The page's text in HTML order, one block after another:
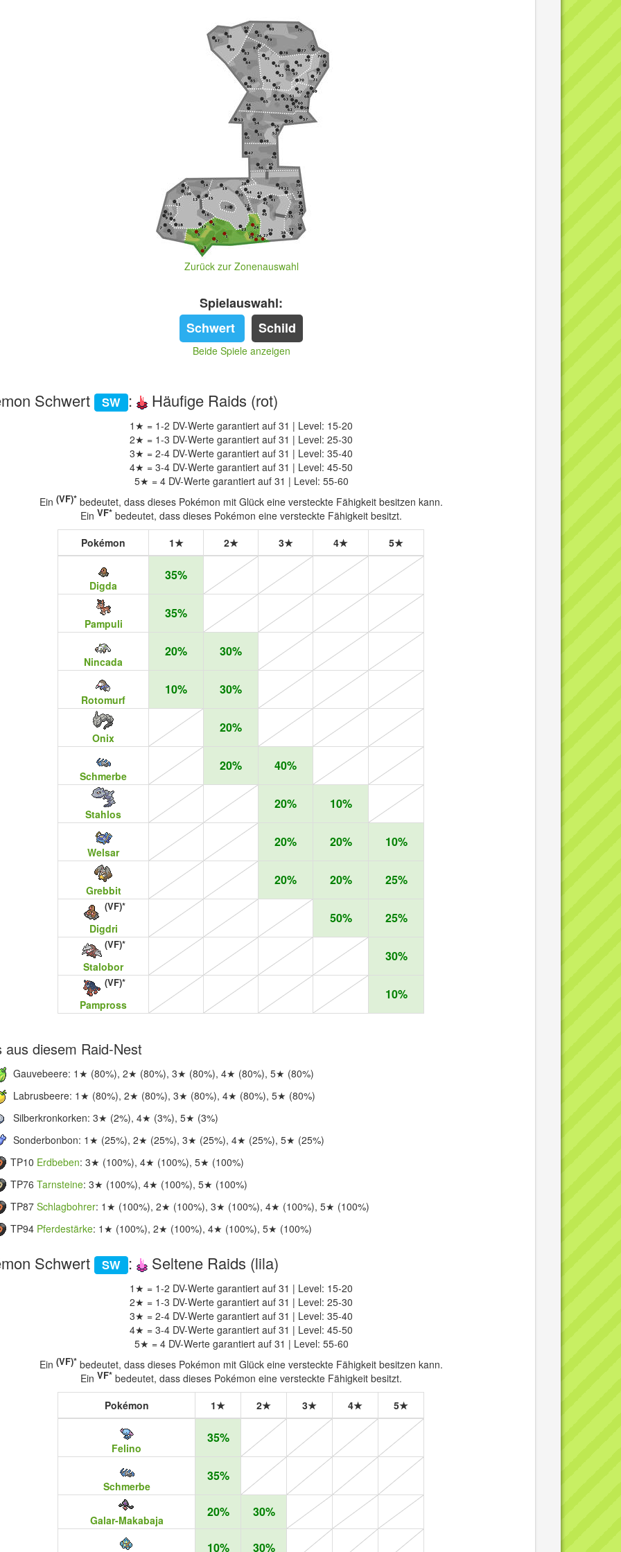
Zurück zur Zonenauswahl
Spielauswahl:
Schwert
Schild
Beide Spiele anzeigen
Schwert SW : Häufige Raids (rot)
1★ = 1-2 DV-Werte garantiert auf 31 | Level: 15-20
2★ = 1-3 DV-Werte garantiert auf 31 | Level: 25-30
3★ = 2-4 DV-Werte garantiert auf 31 | Level: 35-40
4★ = 3-4 DV-Werte garantiert auf 31 | Level: 45-50
5★ = 4 DV-Werte garantiert auf 31 | Level: 55-60
Ein(VF)* bedeutet, dass dieses Pokémon mit Glück eine versteckte Fähigkeit besitzen kann.
EinVF* bedeutet, dass dieses Pokémon eine versteckte Fähigkeit besitzt.
Pokémon
1★ 2★ 3★ 4★ 5★
Digda
35%
Pampuli
35%
Nincada
20% 30%
Rotomurf
10% 30%
Onix
20%
Schmerbe
20% 40%
Stahlos
20% 10%
Welsar
20% 20% 10%
Grebbit
20% 20% 25%
(VF)*
Digdri
50% 25%
(VF)*
Stalobor
30%
(VF)*
Pampross
10%
aus diesem Raid-Nest
Gauvebeere: 1★ (80%), 2★ (80%), 3★ (80%), 4★ (80%), 5★ (80%)
Labrusbeere: 1★ (80%), 2★ (80%), 3★ (80%), 4★ (80%), 5★ (80%)
Silberkronkorken: 3★ (2%), 4★ (3%), 5★ (3%)
Sonderbonbon: 1★ (25%), 2★ (25%), 3★ (25%), 4★ (25%), 5★ (25%)
TP10 Erdbeben: 3★ (100%), 4★ (100%), 5★ (100%)
TP76Tarnsteine: 3★ (100%), 4★ (100%), 5★ (100%)
TP87Schlagbohrer: 1★ (100%), 2★ (100%), 3★ (100%), 4★ (100%), 5★ (100%)
TP94 Pferdestärke: 1★ (100%), 2★ (100%), 4★ (100%), 5★ (100%)
Schwert SW : Seltene Raids (lila)
1★ = 1-2 DV-Werte garantiert auf 31 | Level: 15-20
2★ = 1-3 DV-Werte garantiert auf 31 | Level: 25-30
3★ = 2-4 DV-Werte garantiert auf 31 | Level: 35-40
4★ = 3-4 DV-Werte garantiert auf 31 | Level: 45-50
5★ = 4 DV-Werte garantiert auf 31 | Level: 55-60
Ein(VF)* bedeutet, dass dieses Pokémon mit Glück eine versteckte Fähigkeit besitzen kann.
EinVF* bedeutet, dass dieses Pokémon eine versteckte Fähigkeit besitzt.
Pokémon
1★ 2★ 3★ 4★ 5★
Felino
35%
Schmerbe
35%
Galar-Makabaja
20% 30%
10% 30%